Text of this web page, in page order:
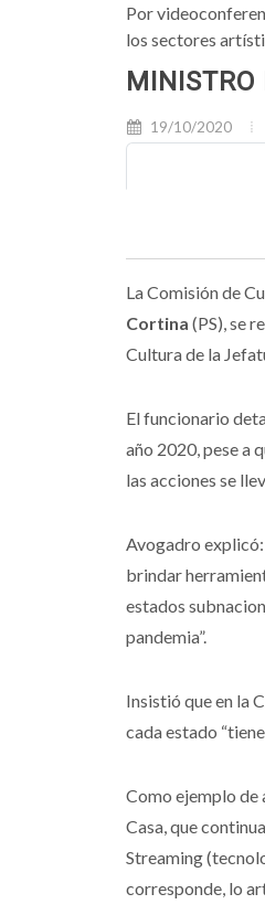
Por
los sectores
MINISTRO
19/10/2020
La Comisión de
Cortina (PS), se
Cultura de la
El funcionario
año 2020, pese a
las acciones se
Avogadro explicó:
brindar
estados
pandemia”.
Insistió que en la
cada estado
Como ejemplo de
Casa, que
Streaming
corresponde, lo